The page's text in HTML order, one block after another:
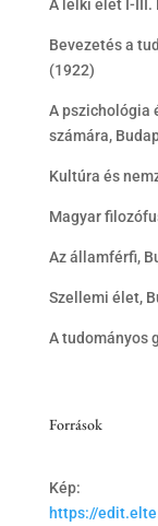
A lelki élet I-III.
Bevezetés a
(1922)
A pszichológia
számára,
Kultúra és
Magyar
Az államférfi,
Szellemi élet,
A tudományos
Források
Kép:
https://